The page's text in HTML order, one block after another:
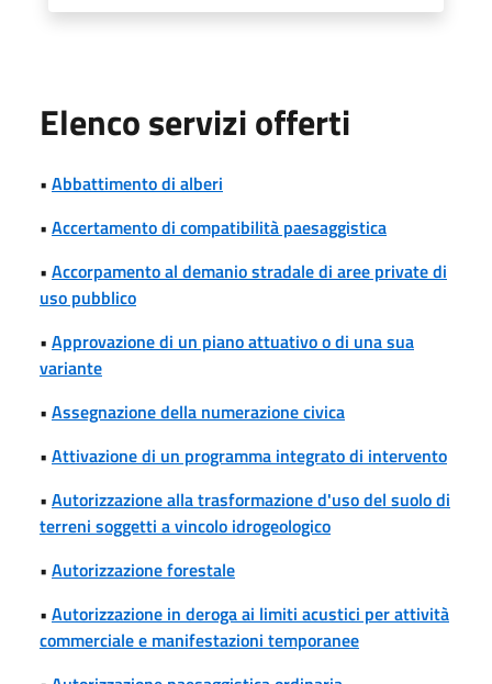
Elenco servizi offerti
• Abbattimento di alberi
• Accertamento di compatibilità paesaggistica
• Accorpamento al demanio stradale di aree private di
uso pubblico
• Approvazione di un piano attuativo o di una sua
variante
• Assegnazione della numerazione civica
• Attivazione di un programma integrato di intervento
• Autorizzazione alla trasformazione d'uso del suolo di
terreni soggetti a vincolo idrogeologico
• Autorizzazione forestale
• Autorizzazione in deroga ai limiti acustici per attività
commerciale e manifestazioni temporanee